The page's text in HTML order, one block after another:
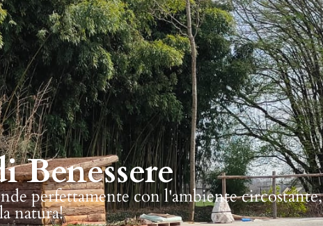
Benessere
perfettamente con l'ambiente circostante,
natura!